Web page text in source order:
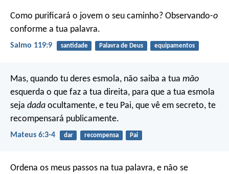
Como purificará o jovem o seu caminho? Observando-o
conforme a tua palavra.
Salmo 119:9 santidade Palavra de Deus equipamentos
Mas, quando tu deres esmola, não saiba a tua mão
esquerda o que faz a tua direita, para que a tua esmola
seja dada ocultamente, e teu Pai, que vê em secreto, te
recompensará publicamente.
Mateus 6:3-4 dar recompensa Pai
Ordena os meus passos na tua palavra, e não se